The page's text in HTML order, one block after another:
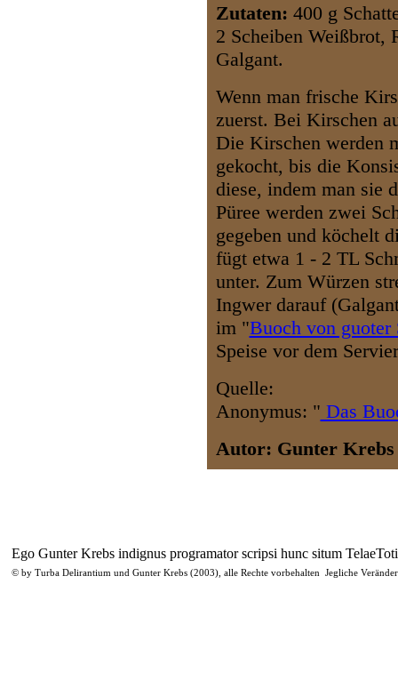
Zutaten: 400 g
2 Scheiben Weißbrot,
Galgant.
Wenn man frische
zuerst. Bei Kirschen
Die Kirschen werden
gekocht, bis die
diese, indem man sie
Püree werden zwei
gegeben und köchelt
fügt etwa 1 - 2 TL
unter. Zum Würzen
Ingwer darauf
im "Buoch von guoter
Speise vor dem
Quelle:
Anonymus: " Das
Autor: Gunter Krebs
Ego Gunter Krebs indignus programator scripsi hunc situm
© by Turba Delirantium und Gunter Krebs (2003), alle Rechte vorbehalten Jegliche